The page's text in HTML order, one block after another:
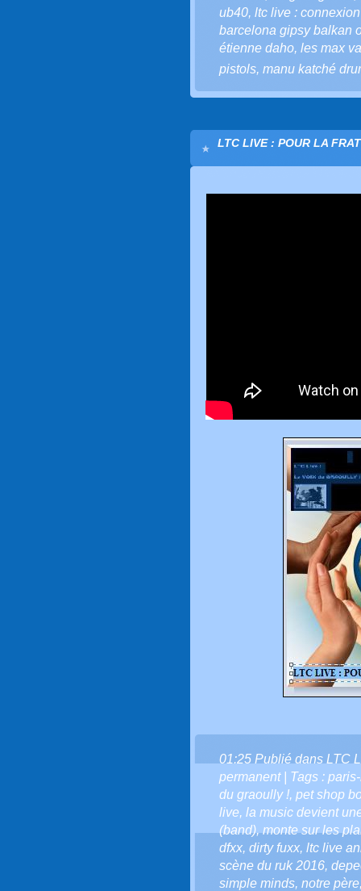
ub40, ltc live :
barcelona gipsy balkan
étienne daho, les max
pistols, manu katché
LTC LIVE : POUR LA
01:25 Publié dans LTC
permanent| Tags :
du graoully !, pet shop
live, la music devient
(band),monte sur les
dfxx, dirty fuxx, ltc live
scène du ruk 2016,
simple minds, notre père